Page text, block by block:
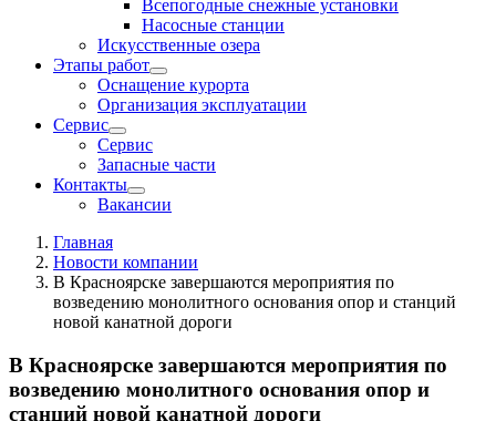
Всепогодные снежные установки
Насосные станции
Искусственные озера
Этапы работ
Оснащение курорта
Организация эксплуатации
Сервис
Сервис
Запасные части
Контакты
Вакансии
Главная
Новости компании
В Красноярске завершаются мероприятия по
возведению монолитного основания опор и станций
новой канатной дороги
В Красноярске завершаются мероприятия по
возведению монолитного основания опор и
станций новой канатной дороги